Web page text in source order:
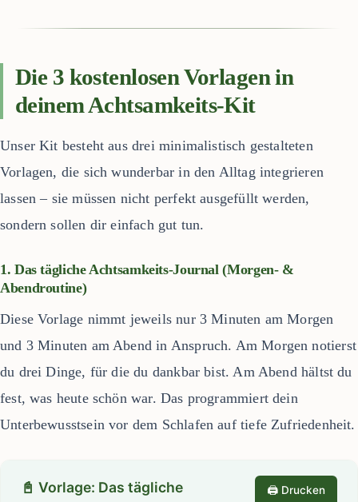
Die 3 kostenlosen Vorlagen in
deinem Achtsamkeits-Kit
Unser Kit besteht aus drei minimalistisch gestalteten
Vorlagen, die sich wunderbar in den Alltag integrieren
lassen – sie müssen nicht perfekt ausgefüllt werden,
sondern sollen dir einfach gut tun.
1. Das tägliche Achtsamkeits-Journal (Morgen- &
Abendroutine)
Diese Vorlage nimmt jeweils nur 3 Minuten am Morgen
und 3 Minuten am Abend in Anspruch. Am Morgen notierst
du drei Dinge, für die du dankbar bist. Am Abend hältst du
fest, was heute schön war. Das programmiert dein
Unterbewusstsein vor dem Schlafen auf tiefe Zufriedenheit.
📓 Vorlage: Das tägliche
🖨️ Drucken